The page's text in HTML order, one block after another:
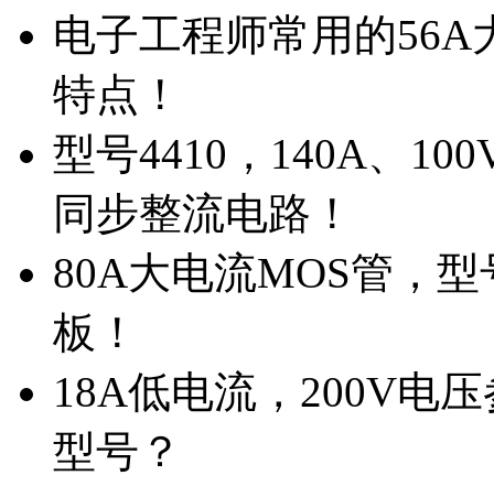
电子工程师常用的56A
特点！
型号4410，140A、
同步整流电路！
80A大电流MOS管，
板！
18A低电流，200V电
型号？